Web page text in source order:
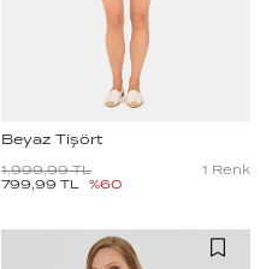
Beyaz Tişört
1.999,99 TL
799,99 TL %60
1 Renk